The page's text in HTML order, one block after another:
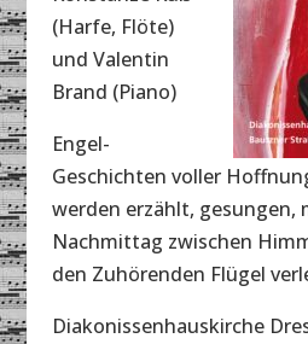
(Harfe, Flöte)
und Valentin
Brand (Piano)
Engel-
Geschichten voller
werden erzählt, gesungen,
Nachmittag zwischen
den Zuhörenden Flügel
Diakonissenhauskirche